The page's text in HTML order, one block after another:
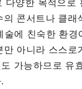
다양한 목적으로
의 콘서트나 클래
술에 친숙한 환경
만 아니라 스스로
가능하므로 유